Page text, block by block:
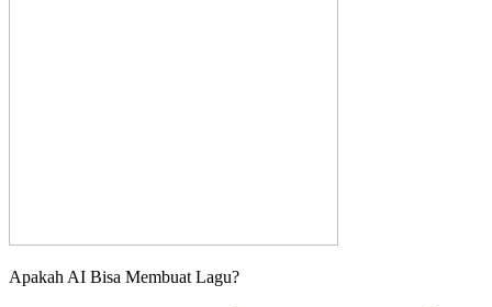
Apakah AI Bisa Membuat Lagu?